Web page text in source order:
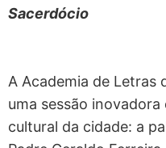
Sacerdócio
A Academia de Letras
uma sessão
cultural da cidade: a